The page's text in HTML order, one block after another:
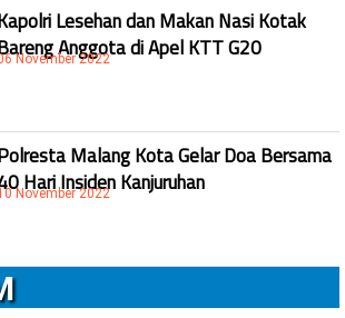
Lesehan dan Makan Nasi Kotak
Anggota di Apel KTT G20
November 2022
Malang Kota Gelar Doa Bersama
40 Hari Insiden Kanjuruhan
November 2022